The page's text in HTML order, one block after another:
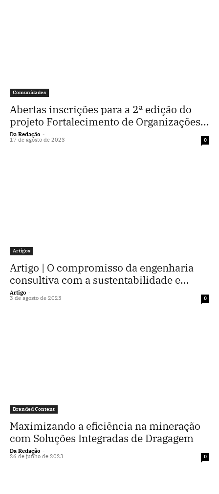
Comunidades
Abertas inscrições para a 2ª edição do
projeto Fortalecimento de Organizações...
Da Redação -
17 de agosto de 2023 0
Artigos
Artigo | O compromisso da engenharia
consultiva com a sustentabilidade e...
Artigo -
3 de agosto de 2023 0
Branded Content
Maximizando a eficiência na mineração
com Soluções Integradas de Dragagem
Da Redação -
26 de junho de 2023 0